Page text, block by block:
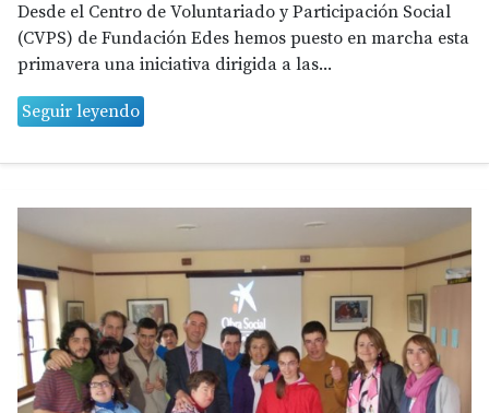
Desde el Centro de Voluntariado y Participación Social
(CVPS) de Fundación Edes hemos puesto en marcha esta
primavera una iniciativa dirigida a las...
Seguir leyendo